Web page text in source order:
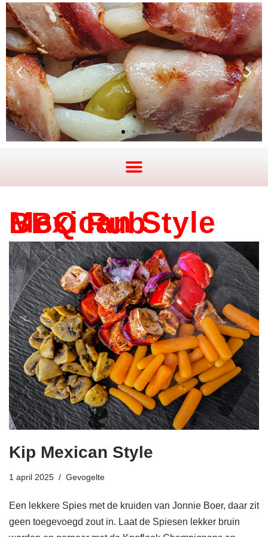
Mexican Style BBQ Rub
Kip Mexican Style
1 april 2025 Gevogelte
Een lekkere Spies met de kruiden van Jonnie Boer, daar zit
geen toegevoegd zout in. Laat de Spiesen lekker bruin